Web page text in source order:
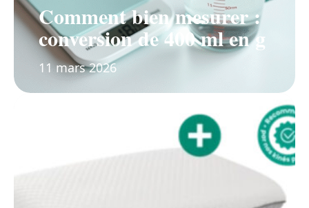
Comment bien mesurer :
conversion de 400 ml en g
11 mars 2026